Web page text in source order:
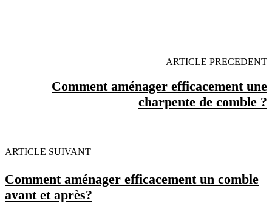
ARTICLE PRECEDENT
Comment aménager efficacement une
charpente de comble ?
ARTICLE SUIVANT
Comment aménager efficacement un comble
avant et après?